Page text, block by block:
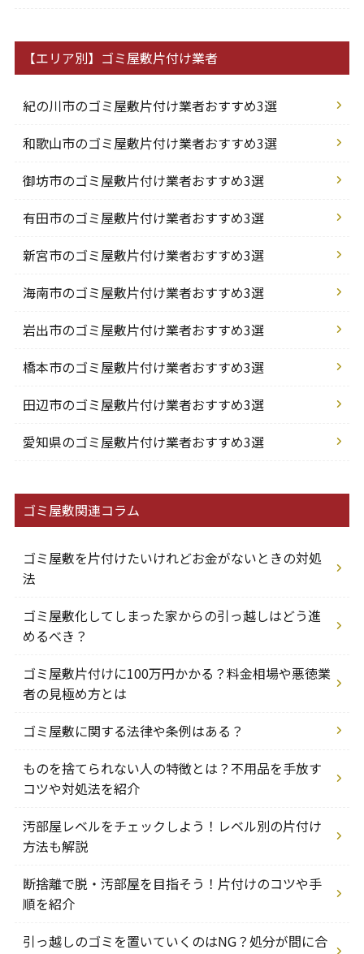
【エリア別】ゴミ屋敷片付け業者
紀の川市のゴミ屋敷片付け業者おすすめ3選
和歌山市のゴミ屋敷片付け業者おすすめ3選
御坊市のゴミ屋敷片付け業者おすすめ3選
有田市のゴミ屋敷片付け業者おすすめ3選
新宮市のゴミ屋敷片付け業者おすすめ3選
海南市のゴミ屋敷片付け業者おすすめ3選
岩出市のゴミ屋敷片付け業者おすすめ3選
橋本市のゴミ屋敷片付け業者おすすめ3選
田辺市のゴミ屋敷片付け業者おすすめ3選
愛知県のゴミ屋敷片付け業者おすすめ3選
ゴミ屋敷関連コラム
ゴミ屋敷を片付けたいけれどお金がないときの対処
法
ゴミ屋敷化してしまった家からの引っ越しはどう進
めるべき？
ゴミ屋敷片付けに100万円かかる？料金相場や悪徳業
者の見極め方とは
ゴミ屋敷に関する法律や条例はある？
ものを捨てられない人の特徴とは？不用品を手放す
コツや対処法を紹介
汚部屋レベルをチェックしよう！レベル別の片付け
方法も解説
断捨離で脱・汚部屋を目指そう！片付けのコツや手
順を紹介
引っ越しのゴミを置いていくのはNG？処分が間に合